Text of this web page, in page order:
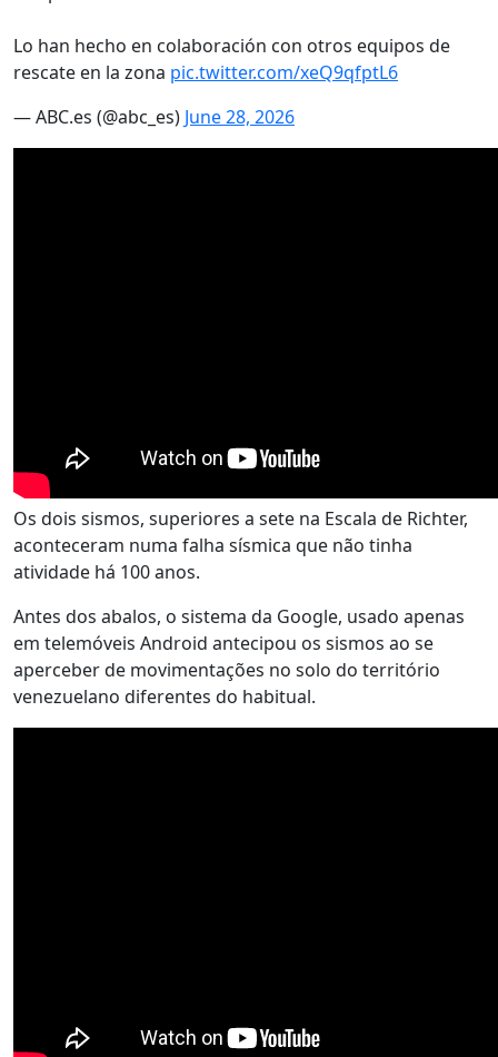
Lo han hecho en colaboración con otros equipos de
rescate en la zona pic.twitter.com/xeQ9qfptL6
— ABC.es (@abc_es) June 28, 2026
Os dois sismos, superiores a sete na Escala de Richter,
aconteceram numa falha sísmica que não tinha
atividade há 100 anos.
Antes dos abalos, o sistema da Google, usado apenas
em telemóveis Android antecipou os sismos ao se
aperceber de movimentações no solo do território
venezuelano diferentes do habitual.